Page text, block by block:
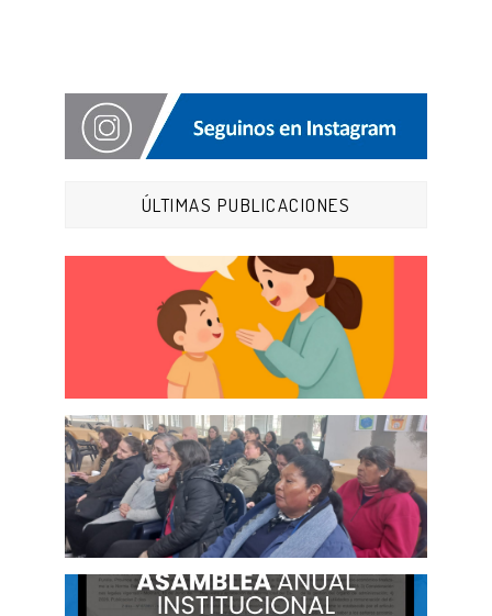
ÚLTIMAS PUBLICACIONES